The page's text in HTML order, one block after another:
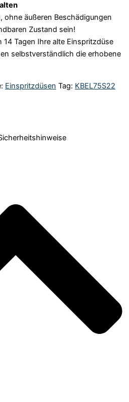
ohne äußeren Beschädigungen
Zustand sein!
Tagen Ihre alte Einspritzdüse
selbstverständlich die erhobene
Einspritzdüsen Tag: KBEL75S22